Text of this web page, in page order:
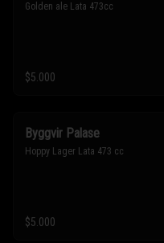
Golden ale Lata 473cc
$5.000
Byggvir Palase
Hoppy Lager Lata 473 cc
$5.000